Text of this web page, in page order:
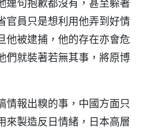
官員只是想利用他弄到好情
他被逮捕，他的存在亦會危
們就裝著若無其事，將原博
情報出糗的事，中國方面只
來製造反日情緒，日本高層